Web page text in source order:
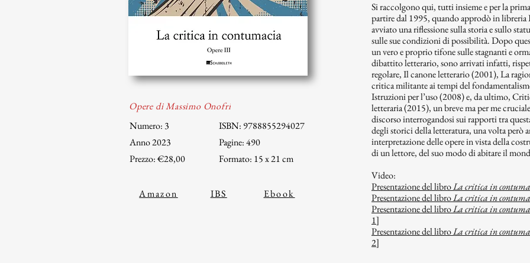
Opere di Massimo Onofri
Numero: 3
Anno 2023
Prezzo: €28,00
ISBN: 9788855294027
Pagine: 490
Formato: 15 x 21 cm
Amazon IBS Ebook
Si raccolgono qui, tutti insieme e per la
partire dal 1995, quando approdò in libreria
avviato una riflessione sulla storia e sullo
sulle sue condizioni di possibilità. Dopo
un vero e proprio tifone sulle stagnanti e
dibattito letterario, sono arrivati infatti,
regolare, Il canone letterario (2001), La
critica militante ai tempi del
Istruzioni per l’uso (2008) e, da ultimo,
letteraria (2015), un breve ma per me
discorso interrogandosi sui rapporti tra
degli storici della letteratura, una volta però
interpretazione delle opere in vista della
di un lettore, del suo modo di abitare il
Video:
Presentazione del libroLa critica in
Presentazione del libroLa critica in
Presentazione del libroLa critica in
1]
Presentazione del libroLa critica in
2]